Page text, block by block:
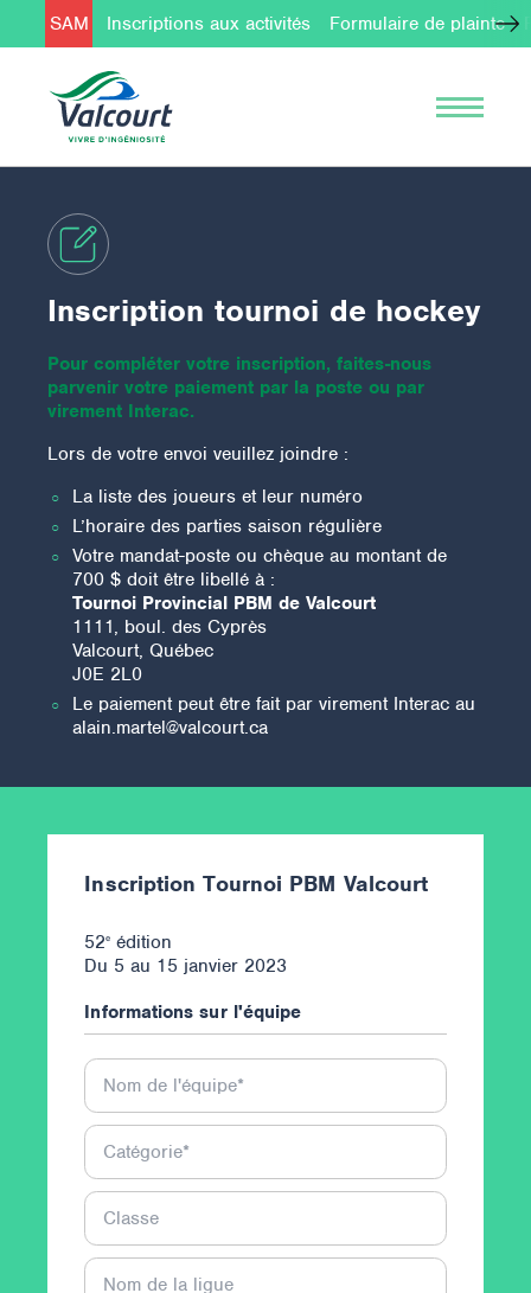
SAM Inscriptions aux activités Formulaire de plainte
Inscription tournoi de hockey
Pour compléter votre inscription, faites-nous
parvenir votre paiement par la poste ou par
virement Interac.
Lors de votre envoi veuillez joindre :
La liste des joueurs et leur numéro
L’horaire des parties saison régulière
Votre mandat-poste ou chèque au montant de
700 $ doit être libellé à :
Tournoi Provincial PBM de Valcourt
1111, boul. des Cyprès
Valcourt, Québec
J0E 2L0
Le paiement peut être fait par virement Interac au
alain.martel@valcourt.ca
Inscription Tournoi PBM Valcourt
52e édition
Du 5 au 15 janvier 2023
Informations sur l'équipe
Nom de l'équipe*
Catégorie*
Classe
Nom de la ligue